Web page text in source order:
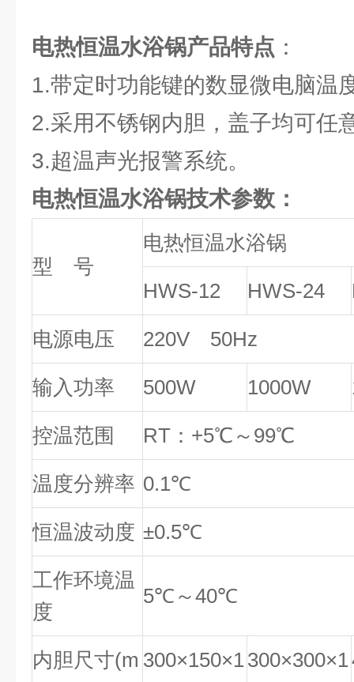
电热恒温水浴锅产品特点 ：
1.带定时功能键的数显微电脑温
2.采用不锈钢内胆，盖子均可任
3.超温声光报警系统。
电热恒温水浴锅技术参数：
型 号
电热恒温水浴锅
HWS-12 HWS-24
电源电压 220V 50Hz
输入功率 500W 1000W
控温范围 RT：+5℃～99℃
温度分辨率 0.1℃
恒温波动度 ±0.5℃
工作环境温
度
5℃～40℃
内胆尺寸(m 300×150×1300×300×1